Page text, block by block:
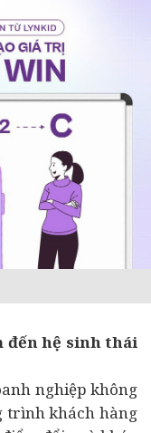
đến hệ sinh thái
nghiệp không
trình khách hàng